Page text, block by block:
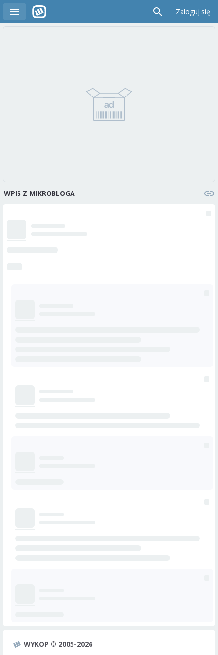
Zaloguj się
WPIS Z MIKROBLOGA
WYKOP © 2005-2026